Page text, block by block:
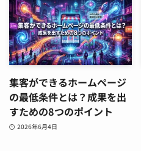
集客ができるホームページ
の最低条件とは？成果を出
すための8つのポイント
2026年6月4日